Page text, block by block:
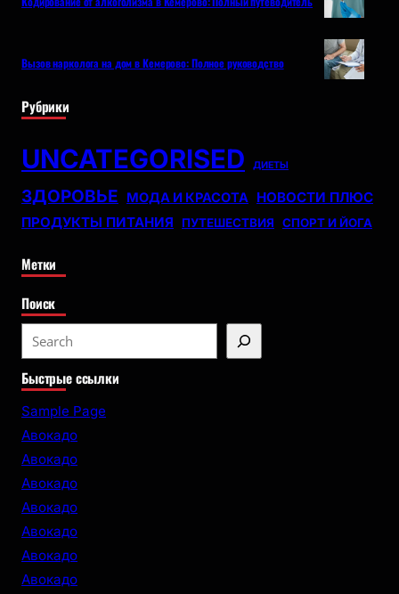
Вызов нарколога на дом в Кемерово: Полное руководство
Рубрики
UNCATEGORISED ДИЕТЫ
ЗДОРОВЬЕ МОДА И КРАСОТА НОВОСТИ ПЛЮС
ПРОДУКТЫ ПИТАНИЯ
ПУТЕШЕСТВИЯ СПОРТ И ЙОГА
Метки
Поиск
e
a
r
Быстрые ссылки
Sample Page
Авокадо
Авокадо
Авокадо
Авокадо
Авокадо
Авокадо
Авокадо